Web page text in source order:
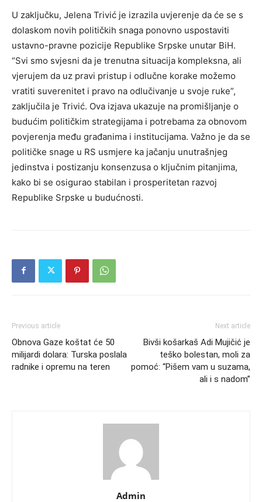
U zaključku, Jelena Trivić je izrazila uvjerenje da će se s
dolaskom novih političkih snaga ponovno uspostaviti
ustavno-pravne pozicije Republike Srpske unutar BiH.
“Svi smo svjesni da je trenutna situacija kompleksna, ali
vjerujem da uz pravi pristup i odlučne korake možemo
vratiti suverenitet i pravo na odlučivanje u svoje ruke”,
zaključila je Trivić. Ova izjava ukazuje na promišljanje o
budućim političkim strategijama i potrebama za obnovom
povjerenja među građanima i institucijama. Važno je da se
političke snage u RS usmjere ka jačanju unutrašnjeg
jedinstva i postizanju konsenzusa o ključnim pitanjima,
kako bi se osigurao stabilan i prosperitetan razvoj
Republike Srpske u budućnosti.
Previous article
Obnova Gaze koštat će 50
milijardi dolara: Turska poslala
radnike i opremu na teren
Next article
Bivši košarkaš Adi Mujičić je
teško bolestan, moli za
pomoć: “Pišem vam u suzama,
ali i s nadom”
Admin